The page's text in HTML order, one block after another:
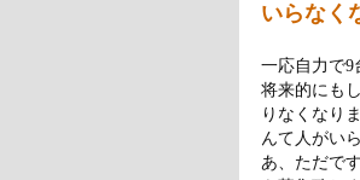
いらなく
一応自力で9
将来的にも
りなくなり
んて人がい
あ、ただで